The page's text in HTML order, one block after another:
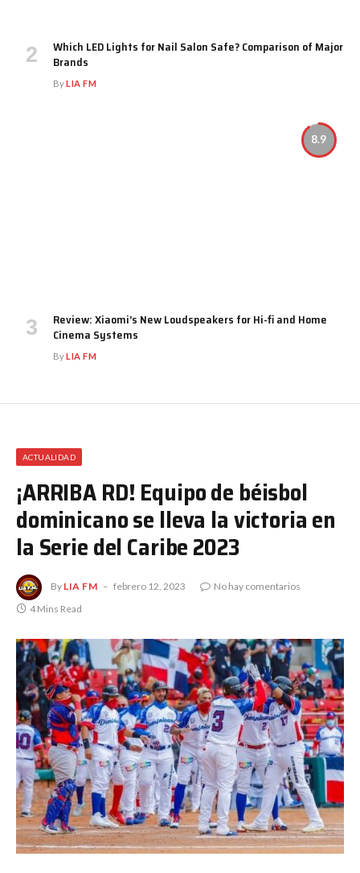
Which LED Lights for Nail Salon Safe? Comparison of Major
Brands
ByLIA FM
8.9
Review: Xiaomi’s New Loudspeakers for Hi-fi and Home
Cinema Systems
ByLIA FM
ACTUALIDAD
¡ARRIBA RD! Equipo de béisbol
dominicano se lleva la victoria en
la Serie del Caribe 2023
By LIA FM febrero 12, 2023
No hay comentarios
4 Mins Read